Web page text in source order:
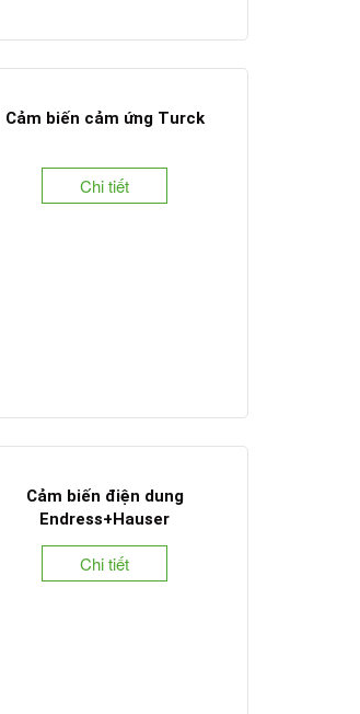
Cảm biến cảm ứng Turck
Chi tiết
Cảm biến điện dung
Endress+Hauser
Chi tiết